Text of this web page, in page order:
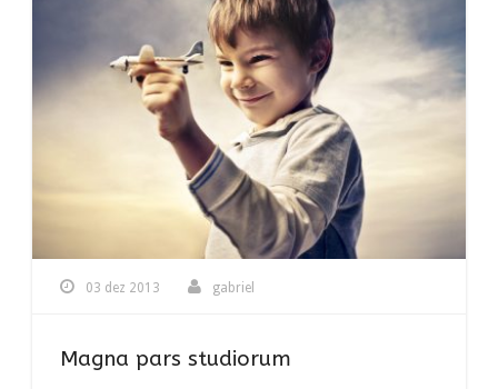
03 dez 2013 gabriel
Magna pars studiorum